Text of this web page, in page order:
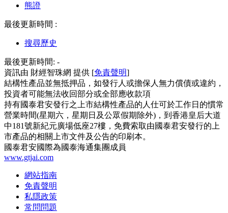
熊證
最後更新時間 :
搜尋歷史
最後更新時間: -
資訊由 財經智珠網 提供 [免責聲明]
結構性產品並無抵押品，如發行人或擔保人無力償債或違約，
投資者可能無法收回部分或全部應收款項
持有國泰君安發行之上市結構性產品的人仕可於工作日的慣常
營業時間(星期六，星期日及公眾假期除外)，到香港皇后大道
中181號新紀元廣場低座27樓，免費索取由國泰君安發行的上
市產品的相關上市文件及公告的印刷本。
國泰君安國際為國泰海通集團成員
www.gtjai.com
網站指南
免責聲明
私隱政策
常問問題